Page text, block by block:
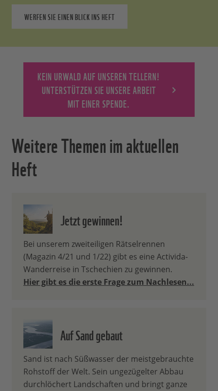
WERFEN SIE EINEN BLICK INS HEFT
KEIN URWALD AUF UNSEREN TELLERN!
UNTERSTÜTZEN SIE UNSERE ARBEIT
MIT EINER SPENDE.
Weitere Themen im aktuellen
Heft
Jetzt gewinnen!
Bei unserem zweiteiligen Rätselrennen
(Magazin 4/21 und 1/22) gibt es eine Activida-
Wanderreise in Tschechien zu gewinnen.
Hier gibt es die erste Frage zum Nachlesen...
Auf Sand gebaut
Sand ist nach Süßwasser der meistgebrauchte
Rohstoff der Welt. Sein ungezügelter Abbau
durchlöchert Landschaften und bringt ganze